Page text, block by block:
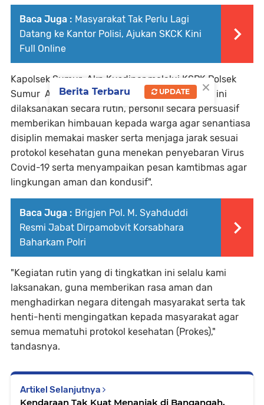
Baca Juga : Masyarakat Tak Perlu Lagi
Datang ke Kantor Polisi, Ajukan SKCK Kini
Full Online
Kapolsek Sumur Akp Kusdinar melalui KSPK Polsek
Sumur Aipda Muhaemin mengatakan, "Patroli ini
dilaksanakan secara rutin, personil secara persuasif
memberikan himbauan kepada warga agar senantiasa
disiplin memakai masker serta menjaga jarak sesuai
protokol kesehatan guna menekan penyebaran Virus
Covid-19 serta menyampaikan pesan kamtibmas agar
lingkungan aman dan kondusif".
Baca Juga : Brigjen Pol. M. Syahduddi
Resmi Jabat Dirpamobvit Korsabhara
Baharkam Polri
"Kegiatan rutin yang di tingkatkan ini selalu kami
laksanakan, guna memberikan rasa aman dan
menghadirkan negara ditengah masyarakat serta tak
henti-henti mengingatkan kepada masyarakat agar
semua mematuhi protokol kesehatan (Prokes),"
tandasnya.
Artikel Selanjutnya
Kendaraan Tak Kuat Menanjak di Bangangah,
×
Berita Terbaru UPDATE